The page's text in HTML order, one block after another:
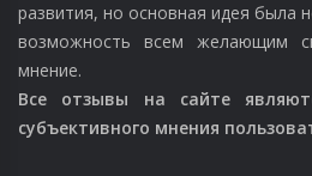
развития, но основная идея была
возможность всем желающим
мнение.
Все отзывы на сайте
субъективного мнения